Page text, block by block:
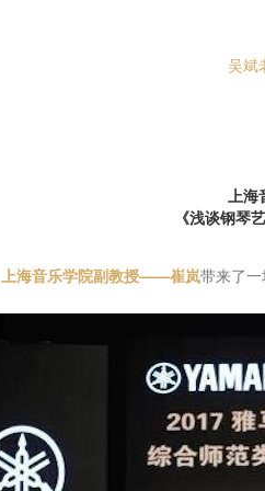
吴斌
上
《浅谈钢琴
上海音乐学院副教授——崔岚带来了一